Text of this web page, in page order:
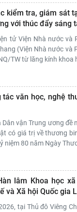
kiểm tra, giám sát
với thúc đẩy sáng
tử Viện Nhà nước và
(Viện Nhà nước
TW từ lăng kính
văn học, nghệ
Dân vận Trung ương
có giá trị về thương
niệm 80 năm Ngày
lâm Khoa học
và Xã hội Quốc gia
tại Thủ đô Viêng